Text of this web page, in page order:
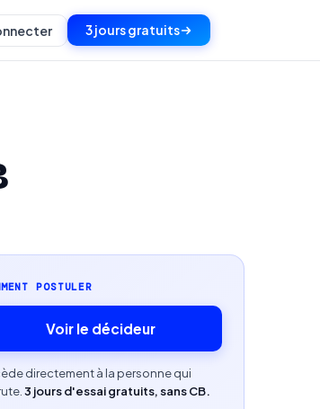
3 jours gratuits
POSTULER
Voir le décideur
directement à la personne qui
3 jours d'essai gratuits, sans CB.